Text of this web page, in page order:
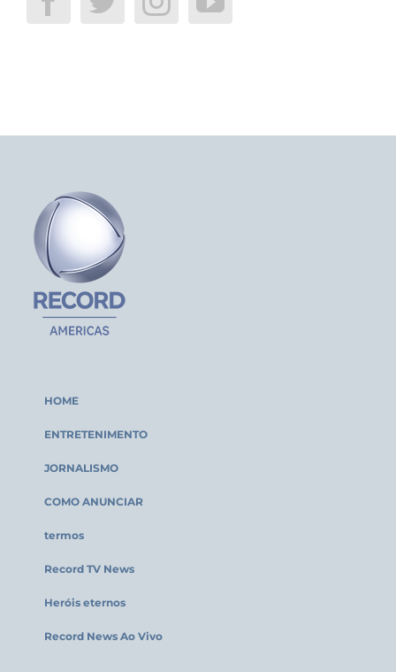
HOME
ENTRETENIMENTO
JORNALISMO
COMO ANUNCIAR
termos
Record TV News
Heróis eternos
Record News Ao Vivo